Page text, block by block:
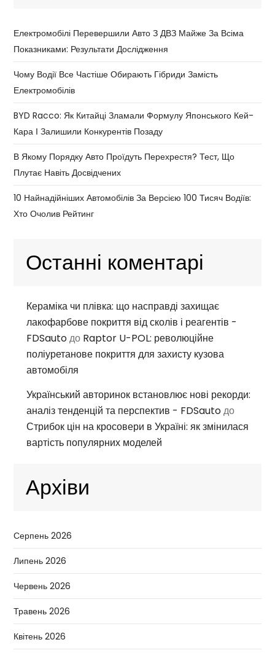
Електромобілі Перевершили Авто З ДВЗ Майже За Всіма
Показниками: Результати Дослідження
Чому Водії Все Частіше Обирають Гібриди Замість
Електромобілів
BYD Racco: Як Китайці Зламали Формулу Японського Кей-
Кара І Залишили Конкурентів Позаду
В Якому Порядку Авто Проїдуть Перехрестя? Тест, Що
Плутає Навіть Досвідчених
10 Найнадійніших Автомобілів За Версією 100 Тисяч Водіїв:
Хто Очолив Рейтинг
Останні коментарі
Кераміка чи плівка: що насправді захищає
лакофарбове покриття від сколів і реагентів -
FDSautoдо Raptor U-POL: революційне
поліуретанове покриття для захисту кузова
автомобіля
Український авторинок встановлює нові рекорди:
аналіз тенденцій та перспектив - FDSautoдо
Стрибок цін на кросовери в Україні: як змінилася
вартість популярних моделей
Архіви
Серпень 2026
Липень 2026
Червень 2026
Травень 2026
Квітень 2026